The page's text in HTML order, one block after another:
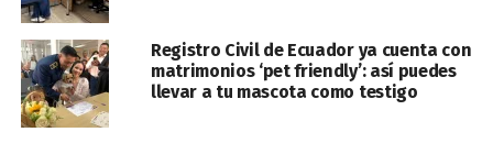
Registro Civil de Ecuador ya cuenta con
matrimonios ‘pet friendly’: así puedes
llevar a tu mascota como testigo